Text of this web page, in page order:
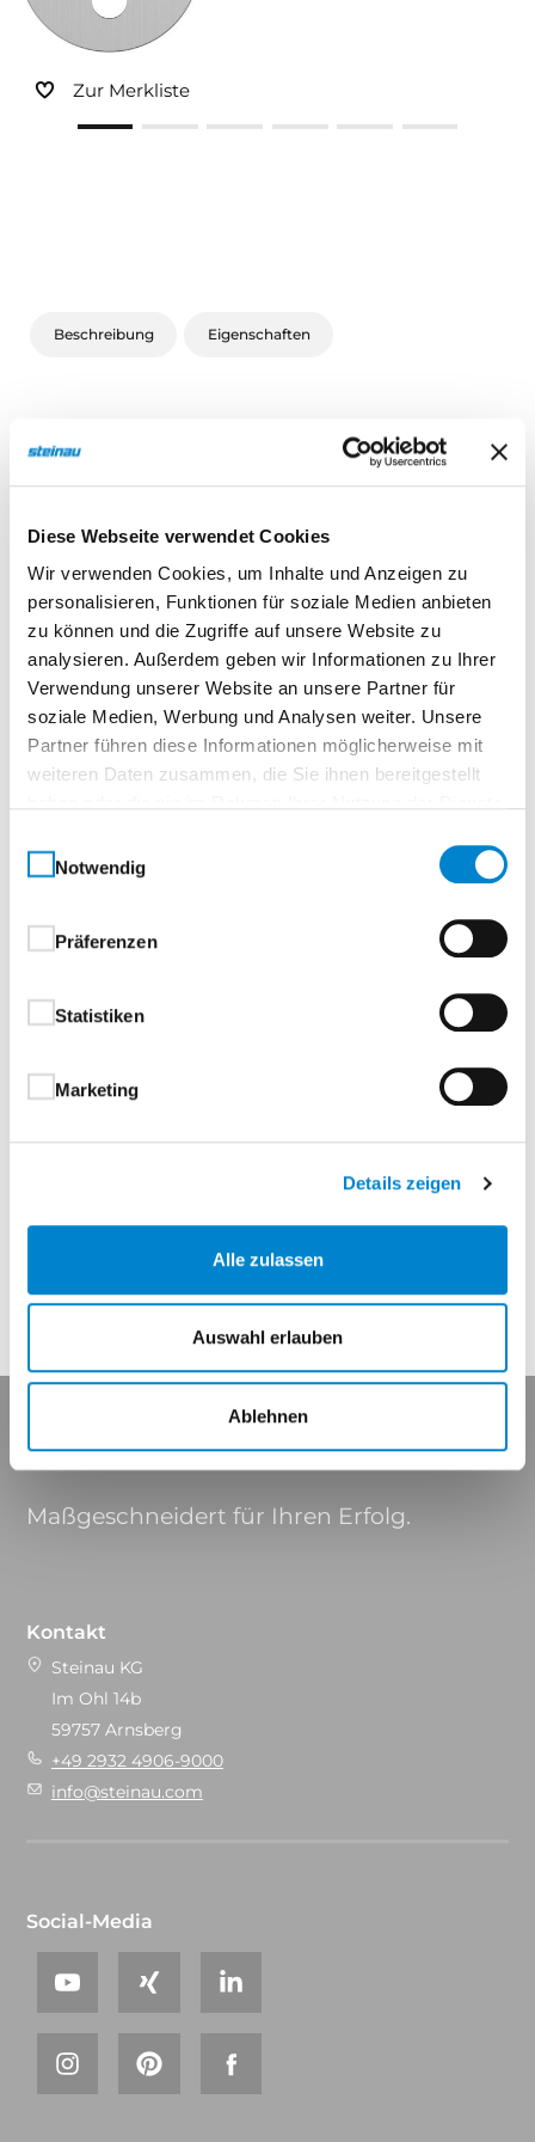
Diese Webseite verwendet Cookies
Wir verwenden Cookies, um Inhalte und Anzeigen zu
personalisieren, Funktionen für soziale Medien anbieten
zu können und die Zugriffe auf unsere Website zu
analysieren. Außerdem geben wir Informationen zu Ihrer
Verwendung unserer Website an unsere Partner für
soziale Medien, Werbung und Analysen weiter. Unsere
Partner führen diese Informationen möglicherweise mit
weiteren Daten zusammen, die Sie ihnen bereitgestellt
Notwendig
Präferenzen
Statistiken
Marketing
Details zeigen
Alle zulassen
Auswahl erlauben
Ablehnen
Sonnen- und Insektenschutz
Hochwasser­schutz
Zur Merkliste
Beschreibung Eigenschaften
Beschreibung
D-310 Rundrosette mit OKL Magis
Kugellagertechnik
Objektbeschlag mit:
Wartungsfreiem geschlossenem
Kugellager
Integriertem Flexlager als Drückerführung
Festdrehbar gelagert mit:
Federrückstellung
Stütznocken
Verdeckte, durchgehende Verschraubung
Abdeckrosetten im kantigen Design
Richtung beachten
Stütznocken:
Ø 8 x 5 mm
Eigenschaften
Maßgeschneidert für Ihren Erfolg.
Kontakt
Steinau KG
Im Ohl 14b
59757 Arnsberg
+49 2932 4906-9000
info@steinau.com
Social-Media